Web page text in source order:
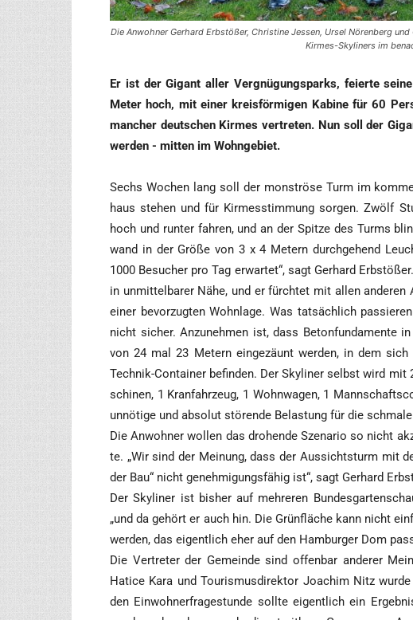
Die Anwohner Gerhard Erbstößer, Christine Jessen, Ursel Nörenberg
Kirmes-Skyliners im
Er ist der Gigant aller Ver­gnü­gungs­parks, fei­er­te
Meter hoch, mit einer kreis­för­mi­gen Kabi­ne für 60
man­cher deut­schen Kir­mes ver­tre­ten. Nun soll der
wer­den - mit­ten im Wohngebiet.
Sechs Wochen lang soll der mons­trö­se Turm im
haus ste­hen und für Kir­messtim­mung sor­gen. Zwölf
hoch und run­ter fah­ren, und an der Spit­ze des Turms
wand in der Grö­ße von 3 x 4 Metern durch­ge­hend
1000 Besu­cher pro Tag erwar­tet“, sagt Ger­hard
in unmit­tel­ba­rer Nähe, und er fürch­tet mit allen
einer bevor­zug­ten Wohn­la­ge. Was tat­säch­lich
nicht sicher. Anzu­neh­men ist, dass Beton­fun­da­men­te
von 24 mal 23 Metern ein­ge­zäunt wer­den, in dem
Tech­nik-Con­tai­ner befin­den. Der Sky­li­ner selbst wird
schi­nen, 1 Kran­fahr­zeug, 1 Wohn­wa­gen, 1
unnö­ti­ge und abso­lut stö­ren­de Belas­tung für die
Die Anwoh­ner wol­len das dro­hen­de Sze­na­rio so nicht
te. „Wir sind der Mei­nung, dass der Aus­sichts­turm mit
der Bau“ nicht geneh­mi­gungs­fä­hig ist“, sagt Ger­hard
Der Sky­li­ner ist bis­her auf meh­re­ren
„und da gehört er auch hin. Die Grün­flä­che kann nicht
wer­den, das eigent­lich eher auf den Ham­bur­ger Dom
Die Ver­tre­ter der Gemein­de sind offen­bar ande­rer
Hati­ce Kara und Tou­ris­mus­di­rek­tor Joa­chim Nitz
den Ein­woh­ner­fra­ge­stun­de soll­te eigent­lich ein